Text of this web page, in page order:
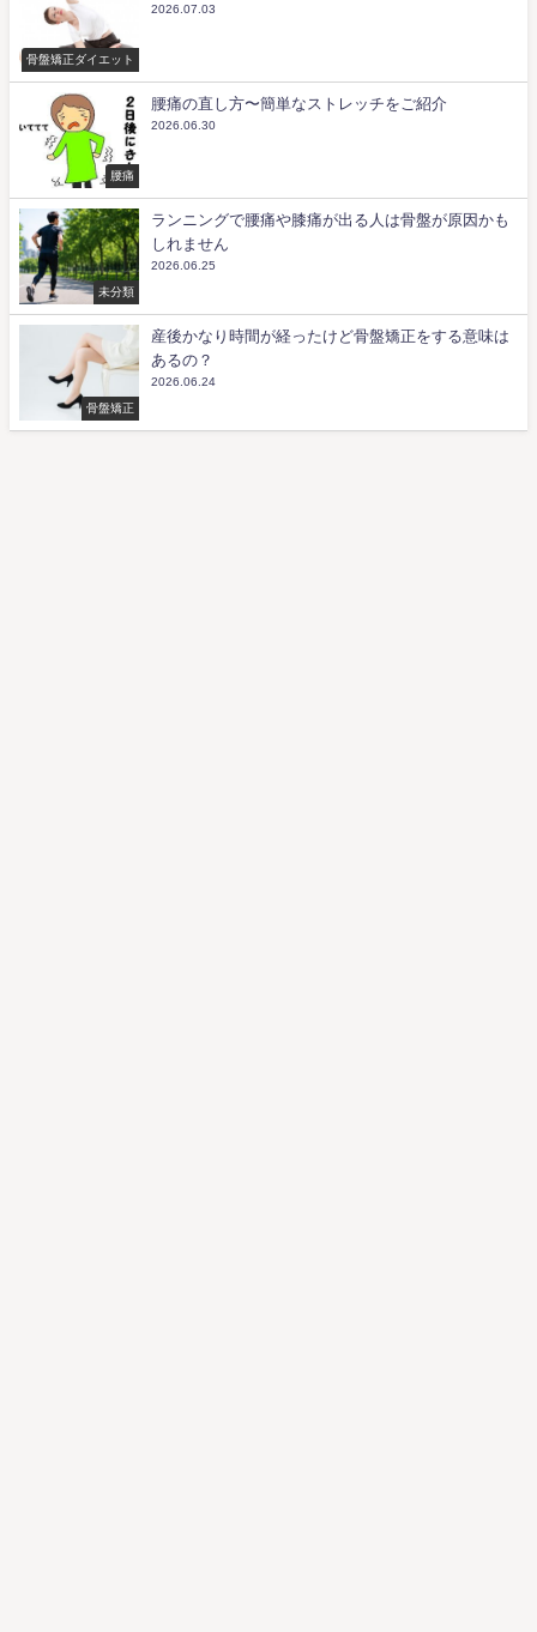
骨盤矯正ダイエット
2026.07.03
腰痛
腰痛の直し方〜簡単なストレッチをご紹介
2026.06.30
未分類
ランニングで腰痛や膝痛が出る人は骨盤が原因かも
しれません
2026.06.25
骨盤矯正
産後かなり時間が経ったけど骨盤矯正をする意味は
あるの？
2026.06.24